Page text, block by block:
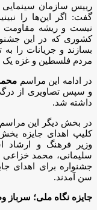
رییس سازمان سینمایی
گفت: اگر این‌ها را
نیست و ریشه مقاومت
کشوری که در این
بسازند و جریانات را
مردم فلسطین و غزه یک
در ادامه این مراسم
و سپس تصاویری از
داشته شد.
در بخش دیگر این
کلیپ اهدای جایزه
وزیر فرهنگ و ارشاد
سلیمانی، محمد خزاعی
جشنواره برای اهدای
سن آمدند.
جایزه نگاه ملی؛ سرباز